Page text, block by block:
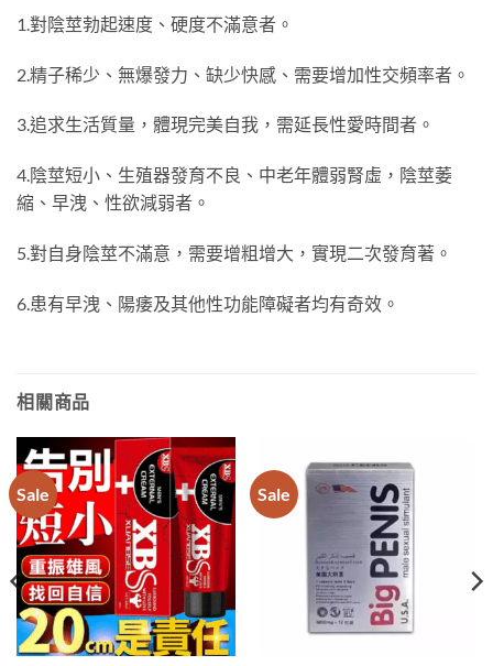
1.對陰莖勃起速度、硬度不滿意者。
2.精子稀少、無爆發力、缺少快感、需要增加性交頻率者。
3.追求生活質量，體現完美自我，需延長性愛時間者。
4.陰莖短小、生殖器發育不良、中老年體弱腎虛，陰莖萎
縮、早洩、性欲減弱者。
5.對自身陰莖不滿意，需要增粗增大，實現二次發育著。
6.患有早洩、陽痿及其他性功能障礙者均有奇效。
相關商品
Sale Sale